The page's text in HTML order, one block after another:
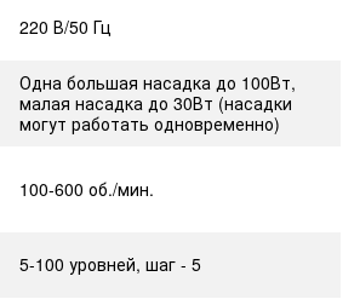
220 В/50 Гц
Одна большая насадка до 100Вт,
малая насадка до 30Вт (насадки
могут работать одновременно)
100-600 об./мин.
5-100 уровней, шаг - 5